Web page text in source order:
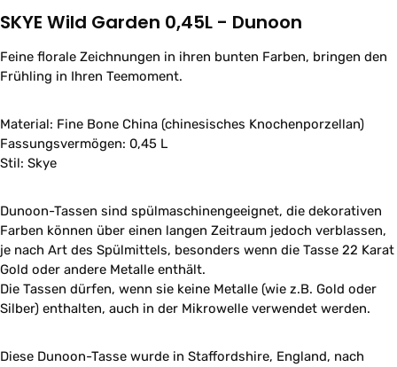
SKYE Wild Garden 0,45L - Dunoon
Feine florale Zeichnungen in ihren bunten Farben, bringen den
Frühling in Ihren Teemoment.
Material: Fine Bone China (chinesisches Knochenporzellan)
Fassungsvermögen: 0,45 L
Stil: Skye
Dunoon-Tassen sind spülmaschinengeeignet, die dekorativen
Farben können über einen langen Zeitraum jedoch verblassen,
je nach Art des Spülmittels, besonders wenn die Tasse 22 Karat
Gold oder andere Metalle enthält.
Die Tassen dürfen, wenn sie keine Metalle (wie z.B. Gold oder
Silber) enthalten, auch in der Mikrowelle verwendet werden.
Diese Dunoon-Tasse wurde in Staffordshire, England, nach